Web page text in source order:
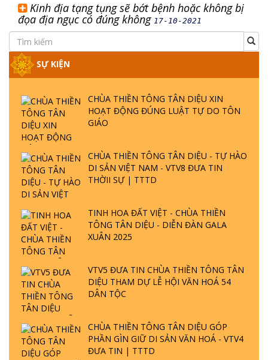
Kinh địa tạng tụng sẽ bớt bệnh hoặc không bị
đọa địa ngục có đúng không 17-10-2021
SỰ KIỆN
CHÙA THIỀN TÔNG TÂN DIỆU XIN
HOẠT ĐỘNG ĐÚNG LUẬT TỰ DO TÔN
GIÁO
CHÙA THIỀN TÔNG TÂN DIỆU - TỰ HÀO
DI SẢN VIỆT NAM - VTV8 ĐƯA TIN
THỜII SỰ | TTTD
TINH HOA ĐẤT VIỆT - CHÙA THIỀN
TÔNG TÂN DIỆU - DIỄN ĐÀN GALA
XUÂN 2025
VTV5 ĐƯA TIN CHÙA THIỀN TÔNG TÂN
DIỆU THAM DỰ LỄ HỘI VĂN HOÁ 54
DÂN TỘC
CHÙA THIỀN TÔNG TÂN DIỆU GÓP
PHẦN GÌN GIỮ DI SẢN VĂN HOÁ - VTV4
ĐƯA TIN | TTTD